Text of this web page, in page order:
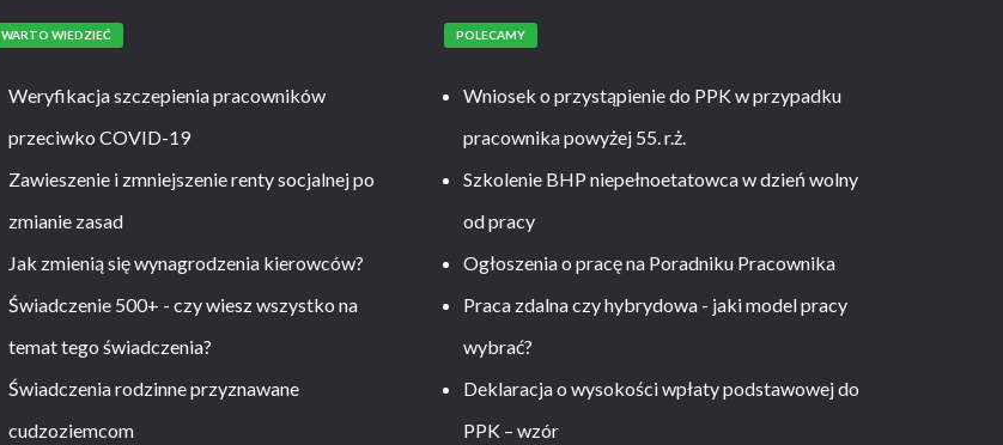
WARTO WIEDZIEĆ
Weryfikacja szczepienia pracowników
przeciwko COVID-19
Zawieszenie i zmniejszenie renty socjalnej po
zmianie zasad
Jak zmienią się wynagrodzenia kierowców?
Świadczenie 500+ - czy wiesz wszystko na
temat tego świadczenia?
Świadczenia rodzinne przyznawane
cudzoziemcom
POLECAMY
Wniosek o przystąpienie do PPK w przypadku
pracownika powyżej 55. r.ż.
Szkolenie BHP niepełnoetatowca w dzień wolny
od pracy
Ogłoszenia o pracę na Poradniku Pracownika
Praca zdalna czy hybrydowa - jaki model pracy
wybrać?
Deklaracja o wysokości wpłaty podstawowej do
PPK – wzór